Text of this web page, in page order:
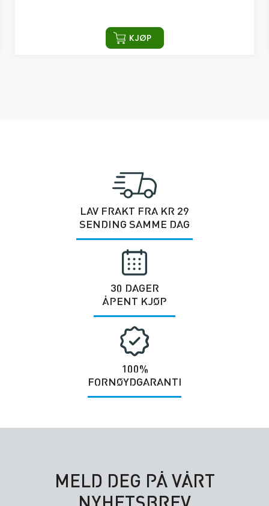
KJØP
LAV FRAKT FRA KR 29
SENDING SAMME DAG
30 DAGER
ÅPENT KJØP
100%
FORNØYDGARANTI
MELD DEG PÅ VÅRT